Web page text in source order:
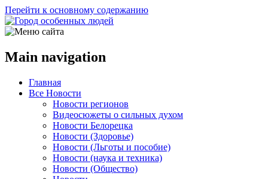
Перейти к основному содержанию
Main navigation
Главная
Все Новости
Новости регионов
Видеосюжеты о сильных духом
Новости Белорецка
Новости (Здоровье)
Новости (Льготы и пособие)
Новости (наука и техника)
Новости (Общество)